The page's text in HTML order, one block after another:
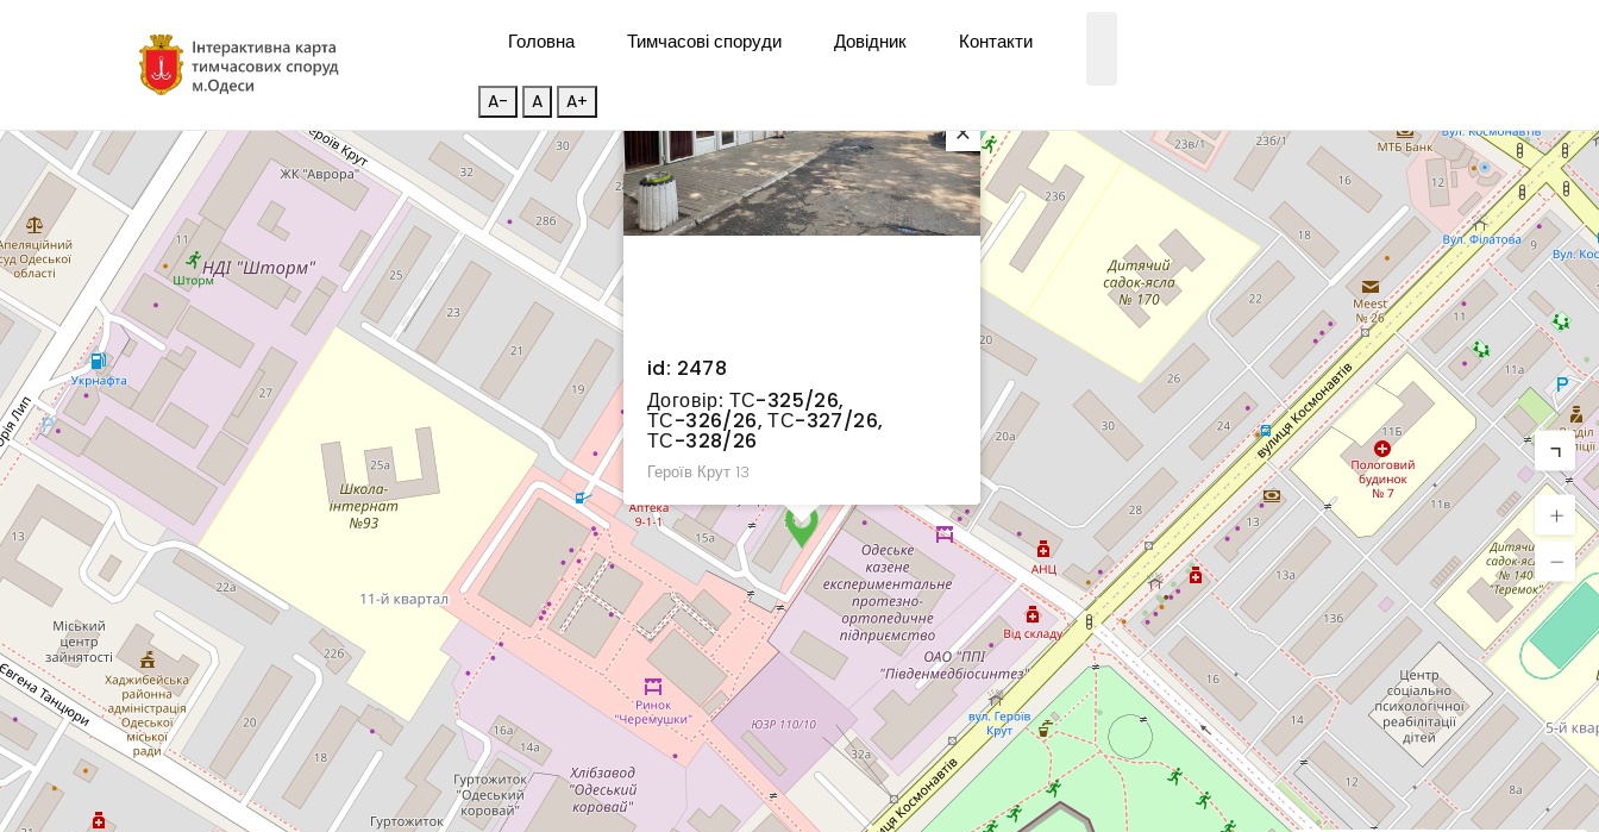
Головна Тимчасові споруди Довідник Контакти
A- A A+
id: 2478
Договір: ТС-325/26,
ТС-326/26, ТС-327/26,
ТС-328/26
Героїв Крут 13
×